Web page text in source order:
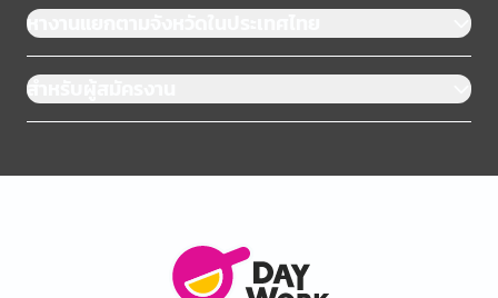
หางานแยกตามจังหวัดในประเทศไทย
สำหรับผู้สมัครงาน